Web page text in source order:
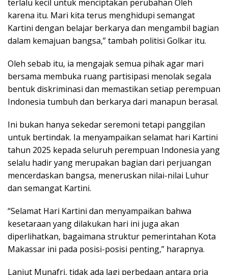
terlalu kecil untuk menciptakan perubahan Oleh
karena itu. Mari kita terus menghidupi semangat
Kartini dengan belajar berkarya dan mengambil bagian
dalam kemajuan bangsa,” tambah politisi Golkar itu.
Oleh sebab itu, ia mengajak semua pihak agar mari
bersama membuka ruang partisipasi menolak segala
bentuk diskriminasi dan memastikan setiap perempuan
Indonesia tumbuh dan berkarya dari manapun berasal.
Ini bukan hanya sekedar seremoni tetapi panggilan
untuk bertindak. Ia menyampaikan selamat hari Kartini
tahun 2025 kepada seluruh perempuan Indonesia yang
selalu hadir yang merupakan bagian dari perjuangan
mencerdaskan bangsa, meneruskan nilai-nilai Luhur
dan semangat Kartini.
“Selamat Hari Kartini dan menyampaikan bahwa
kesetaraan yang dilakukan hari ini juga akan
diperlihatkan, bagaimana struktur pemerintahan Kota
Makassar ini pada posisi-posisi penting,” harapnya.
Lanjut Munafri, tidak ada lagi perbedaan antara pria